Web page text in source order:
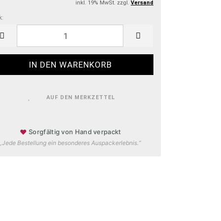
inkl. 19% MwSt. zzgl. Versand
AUF DEN MERKZETTEL
♥ Sorgfältig von Hand verpackt
„Jede Bestellung ein besonderes Auspackerlebnis.“